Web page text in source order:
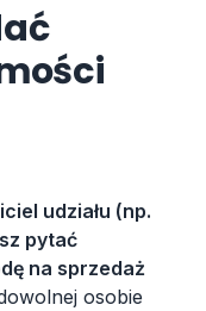
udziału (np.
pytać
na sprzedaż
osobie